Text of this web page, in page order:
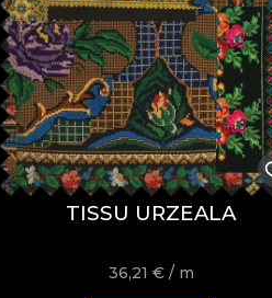
TISSU URZEALA
36,21 € / m